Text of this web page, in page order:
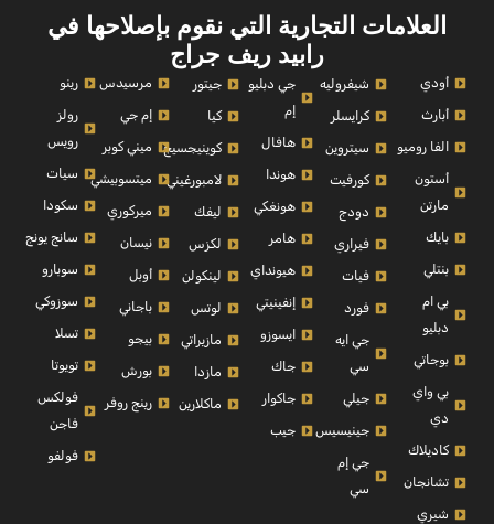
العلامات التجارية التي نقوم بإصلاحها في
رابيد ريف جراج
أودي
أبارث
الفا روميو
أستون
مارتن
بايك
بنتلي
بي ام
دبليو
بوجاتي
بي واي
دي
كاديلاك
تشانجان
شيري
شيفروليه
كرايسلر
سيتروين
كورفيت
دودج
فيراري
فيات
فورد
جي ايه
سي
جيلي
جينيسيس
جي إم
سي
جي دبليو
إم
هافال
هوندا
هونغكي
هامر
هيونداي
إنفينيتي
ايسوزو
جاك
جاكوار
جيب
جيتور
كيا
كوينيجسيج
لامبورغيني
ليفك
لكزس
لينكولن
لوتس
مازيراتي
مازدا
ماكلارين
مرسيدس
إم جي
ميني كوبر
ميتسوبيشي
ميركوري
نيسان
أوبل
باجاني
بيجو
بورش
رينج روفر
رينو
رولز
رويس
سيات
سكودا
سانج يونج
سوبارو
سوزوكي
تسلا
تويوتا
فولكس
فاجن
فولفو